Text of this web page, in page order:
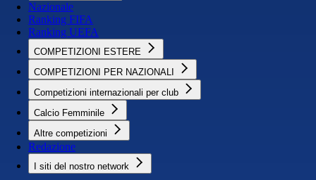
Nazionale
Ranking FIFA
Ranking UEFA
COMPETIZIONI ESTERE
COMPETIZIONI PER NAZIONALI
Competizioni internazionali per club
Calcio Femminile
Altre competizioni
Redazione
I siti del nostro network